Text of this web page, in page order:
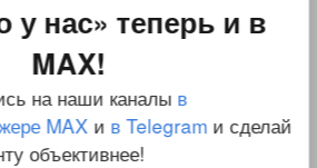
у нас» теперь и в
MAX!
на наши каналы в
MAX и в Telegram и сделай
объективнее!